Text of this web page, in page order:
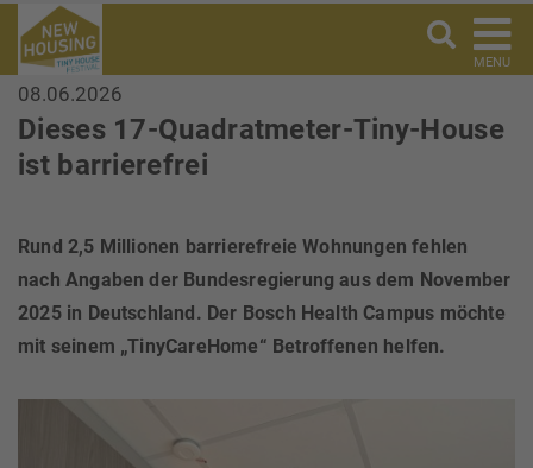
MENU
08.06.2026
Dieses 17-Quadratmeter-Tiny-House
ist barrierefrei
Rund 2,5 Millionen barrierefreie Wohnungen fehlen
nach Angaben der Bundesregierung aus dem November
2025 in Deutschland. Der Bosch Health Campus möchte
mit seinem „TinyCareHome“ Betroffenen helfen.